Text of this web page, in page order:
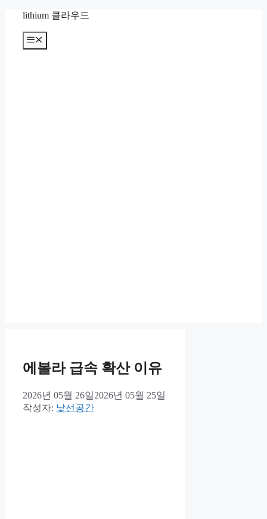
lithium 클라우드
메
뉴
에볼라 급속 확산 이유
2026년 05월 26일2026년 05월 25일
작성자: 낯선공간